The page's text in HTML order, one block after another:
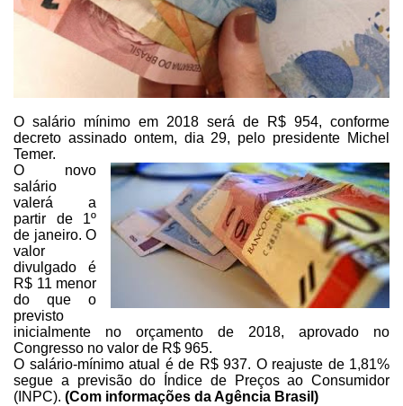
O salário mínimo em 2018 será de R$ 954, conforme
decreto assinado ontem, dia 29, pelo presidente Michel
Temer.
O novo
salário
valerá a
partir de 1º
de janeiro. O
valor
divulgado é
R$ 11 menor
do que o
previsto
inicialmente no orçamento de 2018, aprovado no
Congresso no valor de R$ 965.
O salário-mínimo atual é de R$ 937. O reajuste de 1,81%
segue a previsãodo Índice de Preços ao Consumidor
(INPC). (Com informações da Agência Brasil)